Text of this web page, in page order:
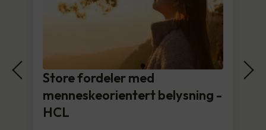
Store fordeler med
menneskeorientert belysning -
HCL